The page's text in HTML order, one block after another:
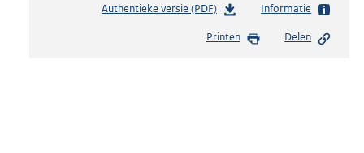
Authentieke versie (PDF)b
s
Informatie
Printen Delen